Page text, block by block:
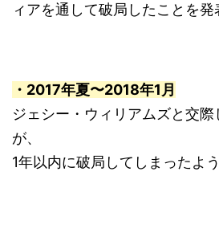
ィアを通して破局したことを発
・2017年夏〜2018年1月
ジェシー・ウィリアムズと交
が、
1年以内に破局してしまったよう